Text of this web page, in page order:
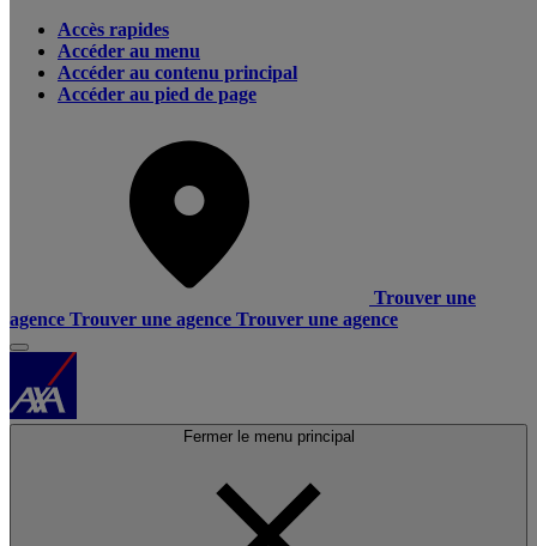
Accès rapides
Accéder au menu
Accéder au contenu principal
Accéder au pied de page
Trouver une
agence Trouver une agence Trouver une agence
Fermer le menu principal